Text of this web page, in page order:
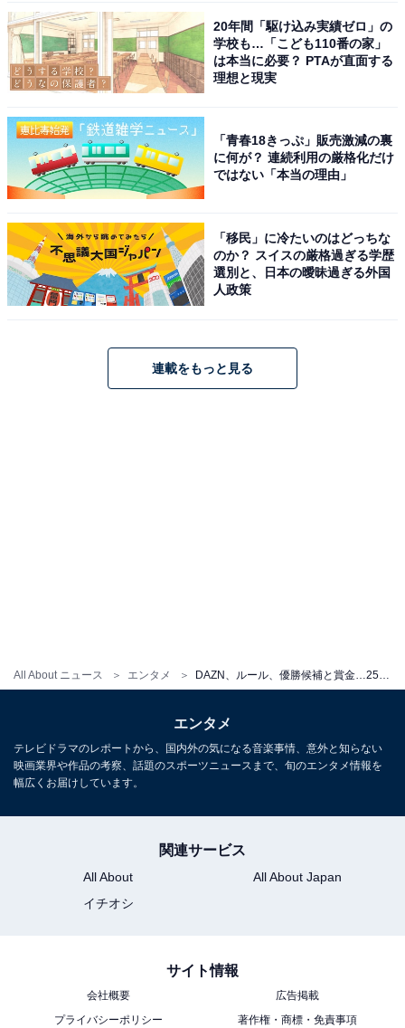
All About ニュース エンタメ
は、J1のクラブなら1億8千万から3億5千万円に。J2のク
ラブは1億円から1億5千万円、J3のクラブは1500万円か
ら3千万円となった。
このほかに、理念強化配分金が新設された。いわゆる傾
斜分配金と言われるもので、17年から19年までの3年
は、Jリーグ1位～4位までのクラブに優勝の翌年から3年
に分けて支給される。
優勝したクラブが手にするのは、3年合計でなんと15.5億
円！2位は7億円、3位は3.5億円、4位は1.8億円だ。
優勝から4位への配分金を手厚くするのは、トップレベ
Jリーグのゲームでは、外国籍選手が最大3人同時にプレ
ーできる。これに加えて、アジア枠でもうひとりが出場
可能だ。さらに提携9か国の選手がいると、最大で5人の
最後にJ1リーグの優勝争いに触れよう。
20年間「駆け込み実績ゼロ」の
学校も…「こども110番の家」
は本当に必要？ PTAが直面する
理想と現実
「青春18きっぷ」販売激減の裏
に何が？ 連続利用の厳格化だけ
ではない「本当の理由」
「移民」に冷たいのはどっちな
のか？ スイスの厳格過ぎる学歴
選別と、日本の曖昧過ぎる外国
人政策
連載をもっと見る
エンタメ
テレビドラマのレポートから、国内外の気になる音楽事情、意外と知らない
映画業界や作品の考察、話題のスポーツニュースまで、旬のエンタメ情報を
幅広くお届けしています。
関連サービス
All About
All About Japan
イチオシ
サイト情報
会社概要
広告掲載
プライバシーポリシー
著作権・商標・免責事項